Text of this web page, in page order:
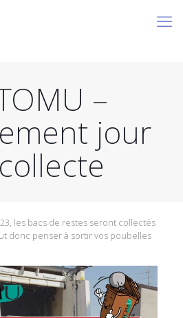
–
jour
les bacs de restes seront collectés
donc penser à sortir vos poubelles